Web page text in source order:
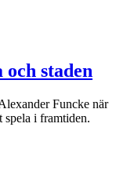
staden
Funcke när
i framtiden.